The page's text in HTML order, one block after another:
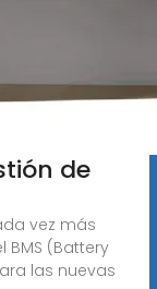
de
vez más
(Battery
las nuevas